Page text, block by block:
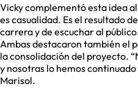
Vicky complementó esta idea
es casualidad. Es el resultado
carrera y de escuchar al
Ambas destacaron también el
la consolidación del proyecto.
y nosotras lo hemos
Marisol.